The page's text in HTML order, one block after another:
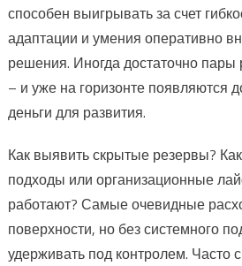
способен выигрывать за счет
адаптации и умения оперативно
решения. Иногда достаточно
– и уже на горизонте появляются
деньги для развития.
Как выявить скрытые резервы?
подходы или организационные
работают? Самые очевидные
поверхности, но без системного
удерживать под контролем. Часто